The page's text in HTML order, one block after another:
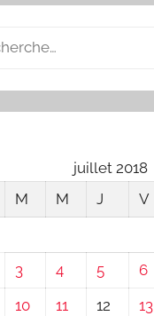
juillet 2018
M M J V
3 4 5 6
10 11 12 13